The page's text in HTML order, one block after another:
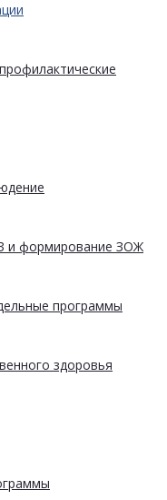
и формирование ЗОЖ
программы
здоровья